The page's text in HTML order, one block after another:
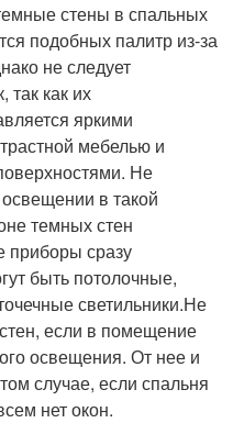
стены в спальных
подобных палитр из-за
не следует
так как их
яркими
мебелью и
Не
в такой
темных стен
приборы сразу
быть потолочные,
светильники.Не
если в помещение
освещения. От нее и
случае, если спальня
нет окон.